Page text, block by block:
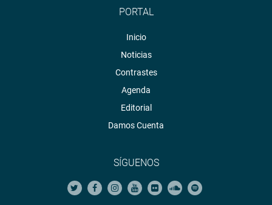
PORTAL
Inicio
Noticias
Contrastes
Agenda
Editorial
Damos Cuenta
SÍGUENOS